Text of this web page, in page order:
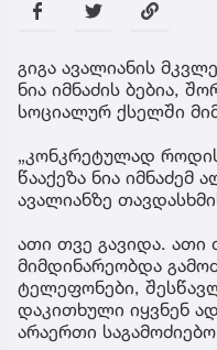
გიგა ავალი­ანის
ნია იმნაძის ბებია,
სოციალურ ქსელში
„კონკრეტულად
წააქეზა ნია იმნაძემ
ავალიანზე
ათი თვე გავიდა. ათი
მიმდინარეობდა
ტელეფონები,
დაკითხული იყვნენ
არაერთი